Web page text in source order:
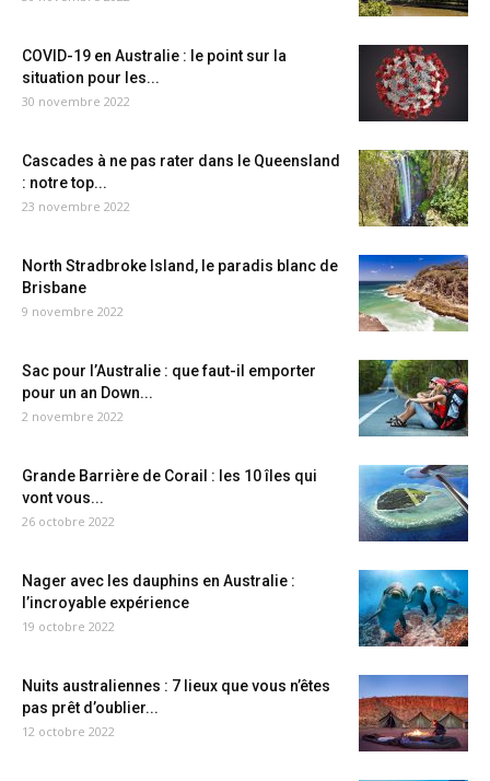
COVID-19 en Australie : le point sur la
situation pour les...
30 novembre 2022
Cascades à ne pas rater dans le Queensland
: notre top...
23 novembre 2022
North Stradbroke Island, le paradis blanc de
Brisbane
9 novembre 2022
Sac pour l’Australie : que faut-il emporter
pour un an Down...
2 novembre 2022
Grande Barrière de Corail : les 10 îles qui
vont vous...
26 octobre 2022
Nager avec les dauphins en Australie :
l’incroyable expérience
19 octobre 2022
Nuits australiennes : 7 lieux que vous n’êtes
pas prêt d’oublier...
12 octobre 2022